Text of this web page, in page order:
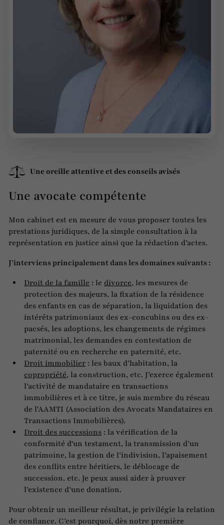
Une oreille attentive et des conseils avisés
Une avocate compétente
Mon cabinet est en mesure de vous proposer toutes les
prestations juridiques, de la simple consultation à la
représentation en justice ainsi que la rédaction d’actes.
J’interviens principalement dans les domaines suivants :
Droit de la famille : le divorce, les mesures de
protection des majeurs, la fixation de la résidence
des enfants en cas de séparation, la liquidation des
intérêts patrimoniaux des ex-concubins ou des ex-
pacsés, les adoptions, les changements de régimes
matrimonial, les demandes en contestation de
paternité ou en recherche en paternité, etc.
Droit immobilier : les baux d’habitation, la
copropriété, la construction, etc. J’exerce également
l’activité de mandataire en transactions
immobilières et à ce titre, je suis membre du réseau
de l'AAMTI (Association des Avocats Mandataires en
Transactions Immobilières).
Droit des successions : la vérification de la
conformité d'un testament, la transmission d’un
patrimoine, la gestion de l’indivision, l’apaisement
des conflits entre héritiers, le déblocage de
succession, etc. Je peux aussi aider à prouver
l’existence d’une donation.
Pour obtenir un meilleur résultat, je privilégie la relation
de confiance. C’est pourquoi, dès notre première